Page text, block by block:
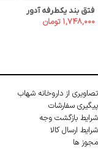
فتق بند یکطرفه آدور
۱,۷۴۸,۰۰۰ تومان
تصاویری از داروخانه شهاب
پیگیری سفارشات
شرایط بازگشت وجه
شرایط ارسال کالا
مجوز ها